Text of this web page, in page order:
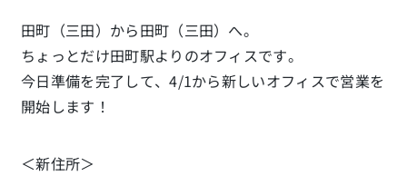
田町（三田）から田町（三田）へ。
ちょっとだけ田町駅よりのオフィスです。
今日準備を完了して、4/1から新しいオフィスで営業を
開始します！
＜新住所＞